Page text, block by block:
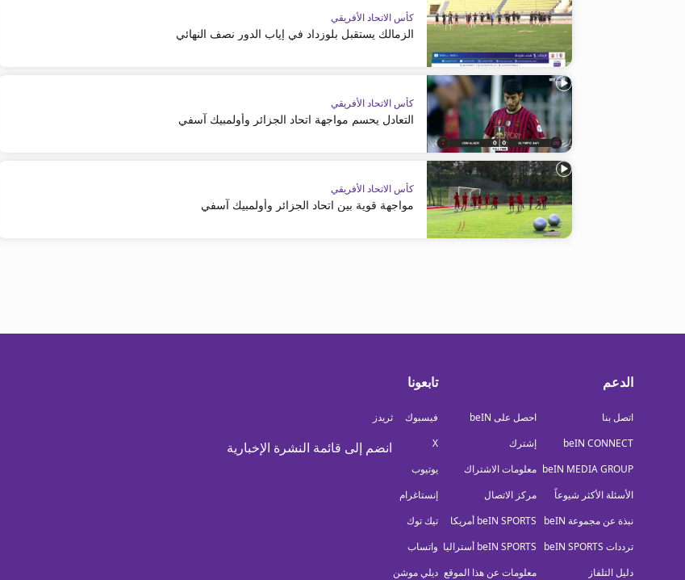
كأس الاتحاد الأفريقي
الزمالك يستقبل بلوزداد في إياب الدور نصف النهائي
كأس الاتحاد الأفريقي
التعادل يحسم مواجهة اتحاد الجزائر وأولمبيك آسفي
كأس الاتحاد الأفريقي
مواجهة قوية بين اتحاد الجزائر وأولمبيك آسفي
الدعم
اتصل بنا
beIN CONNECT
beIN MEDIA GROUP
الأسئلة الأكثر شيوعاً
نبذة عن مجموعة beIN
ترددات beIN SPORTS
دليل التلفاز
احصل على beIN
إشترك
معلومات الاشتراك
مركز الاتصال
beIN SPORTS أمريكا
beIN SPORTS أستراليا
معلومات عن هذا الموقع
تابعونا
فيسبوك
X
يوتيوب
إنستاغرام
تيك توك
واتساب
ديلي موشن
ثريدز
انضم إلى قائمة النشرة الإخبارية